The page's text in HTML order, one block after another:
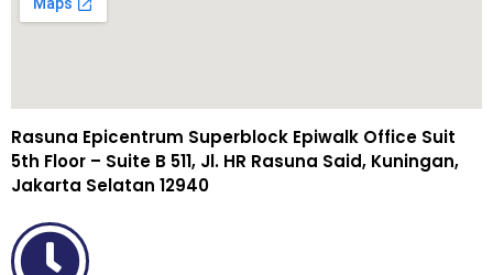
Rasuna Epicentrum Superblock Epiwalk Office Suit
5th Floor – Suite B 511, Jl. HR Rasuna Said, Kuningan,
Jakarta Selatan 12940